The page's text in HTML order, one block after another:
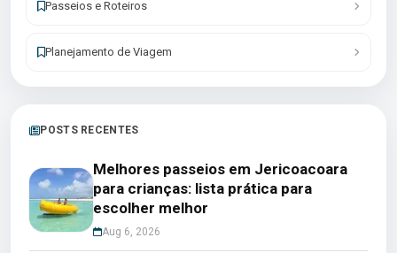
Passeios e Roteiros
Planejamento de Viagem
POSTS RECENTES
Melhores passeios em Jericoacoara
para crianças: lista prática para
escolher melhor
Aug 6, 2026